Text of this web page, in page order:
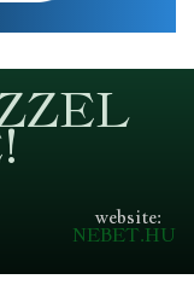
website:
NEBET.HU